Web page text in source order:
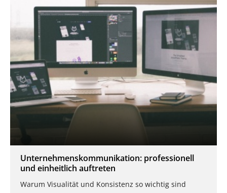
Unternehmenskommunikation: professionell
und einheitlich auftreten
Warum Visualität und Konsistenz so wichtig sind